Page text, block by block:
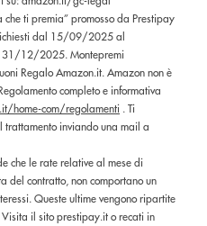
ti premia” promosso da Prestipay
dal 15/09/2025 al
12/2025. Montepremi
Regalo Amazon.it. Amazon non è
completo e informativa
home-com/regolamenti . Ti
inviando una mail a
che le rate relative al mese di
del contratto, non comportano un
Queste ultime vengono ripartite
il sito prestipay.it o recati in